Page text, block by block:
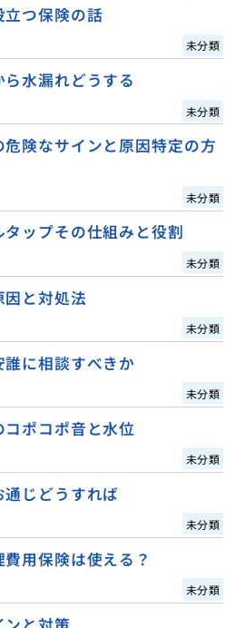
つ保険の話
未分類
水漏れどうする
未分類
険なサインと原因特定の方
未分類
ップその仕組みと役割
未分類
と対処法
未分類
に相談すべきか
未分類
コポコポ音と水位
未分類
じどうすれば
未分類
用保険は使える？
未分類